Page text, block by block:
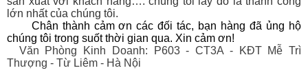
lớn nhất của chúng tôi.
Chân thành cảm ơn các đối tác, bạn hàng đã ủng hộ
chúng tôi trong suốt thời gian qua. Xin cảm ơn!
Văn Phòng Kinh Doanh: P603 - CT3A - KĐT Mễ Trì
Thượng - Từ Liêm - Hà Nội